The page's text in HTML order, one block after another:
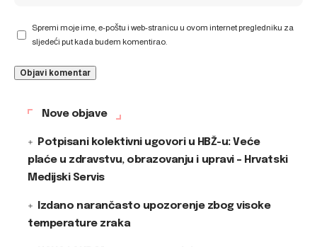
Spremi moje ime, e-poštu i web-stranicu u ovom internet pregledniku za
sljedeći put kada budem komentirao.
Nove objave
Potpisani kolektivni ugovori u HBŽ-u: Veće
plaće u zdravstvu, obrazovanju i upravi – Hrvatski
Medijski Servis
Izdano narančasto upozorenje zbog visoke
temperature zraka